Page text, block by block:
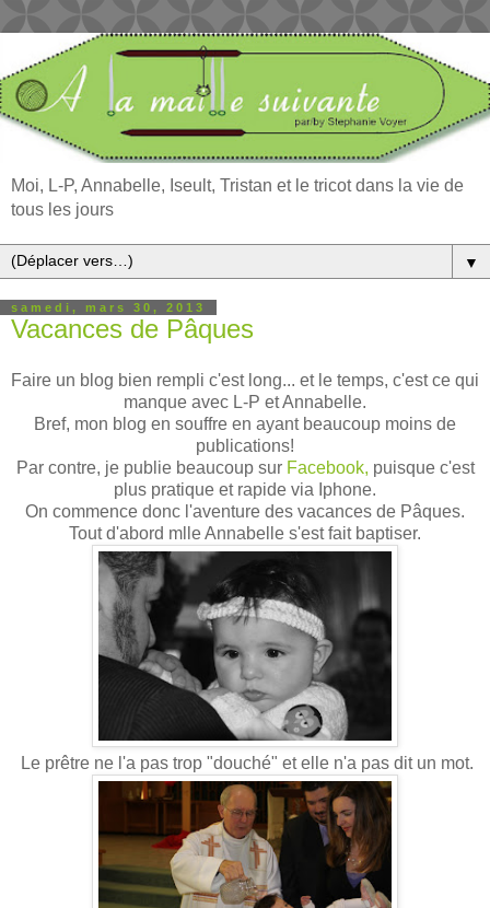
Moi, L-P, Annabelle, Iseult, Tristan et le tricot dans la vie de
tous les jours
▼
samedi, mars 30, 2013
Vacances de Pâques
Faire un blog bien rempli c'est long... et le temps, c'est ce qui
manque avec L-P et Annabelle.
Bref, mon blog en souffre en ayant beaucoup moins de
publications!
Par contre, je publie beaucoup sur Facebook, puisque c'est
plus pratique et rapide via Iphone.
On commence donc l'aventure des vacances de Pâques.
Tout d'abord mlle Annabelle s'est fait baptiser.
Le prêtre ne l'a pas trop "douché" et elle n'a pas dit un mot.